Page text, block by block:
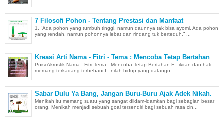
7 Filosofi Pohon - Tentang Prestasi dan Manfaat
1. “Ada pohon yang tumbuh tinggi, namun daunnya tak bisa ayomi. Ada pohon
yang rendah, namun pohonnya lebat dan rindang tuk berteduh.” ...
Kreasi Arti Nama - Fitri - Tema : Mencoba Tetap Bertahan
Puisi Akrostik Nama - Fitri Tema : Mencoba Tetap Bertahan F - ikiran dan hati
memang terkadang terbebani I - nilah hidup yang datangn...
Sabar Dulu Ya Bang, Jangan Buru-Buru Ajak Adek Nikah.
Menikah itu memang suatu yang sangat diidam-idamkan bagi sebagian besar
orang. Menikah menjadi sebuah goal tersendiri bagi sebuah rasa cin...